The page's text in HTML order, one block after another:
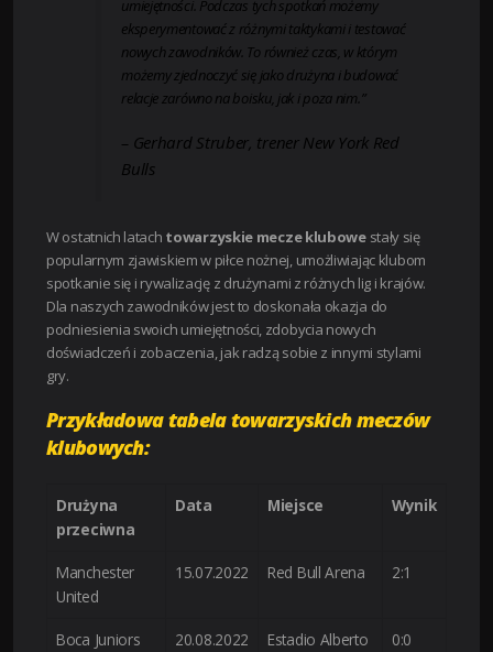
umiejętności. Podczas tych spotkań możemy
eksperymentować z różnymi taktykami i testować
nowych zawodników. To również czas, w którym
możemy zjednoczyć się jako drużyna i budować
relacje zarówno na boisku, jak i poza nim.”
– Gerhard Struber, trener New York Red
Bulls
W ostatnich latach towarzyskie mecze klubowestały się
popularnym zjawiskiem w piłce nożnej, umożliwiając klubom
spotkanie się i rywalizację z drużynami z różnych lig i krajów.
Dla naszych zawodników jest to doskonała okazja do
podniesienia swoich umiejętności, zdobycia nowych
doświadczeń i zobaczenia, jak radzą sobie z innymi stylami
gry.
Przykładowa tabela towarzyskich meczów
klubowych:
Drużyna
przeciwna
Data Miejsce Wynik
Manchester
United
15.07.2022 Red Bull Arena 2:1
Boca Juniors 20.08.2022
Estadio Alberto
0:0